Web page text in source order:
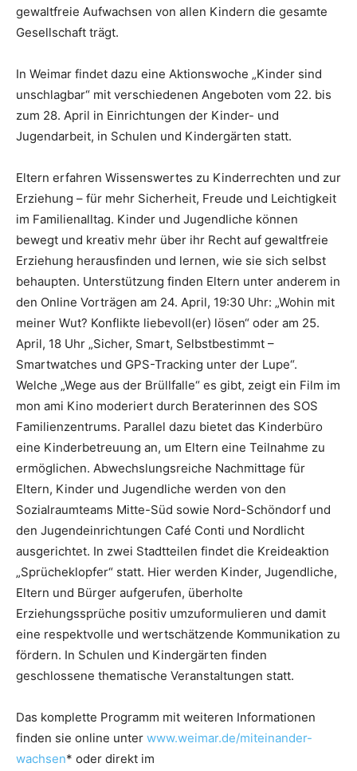
gewaltfreie Aufwachsen von allen Kindern die gesamte
Gesellschaft trägt.
In Weimar findet dazu eine Aktionswoche „Kinder sind
unschlagbar“ mit verschiedenen Angeboten vom 22. bis
zum 28. April in Einrichtungen der Kinder- und
Jugendarbeit, in Schulen und Kindergärten statt.
Eltern erfahren Wissenswertes zu Kinderrechten und zur
Erziehung – für mehr Sicherheit, Freude und Leichtigkeit
im Familienalltag. Kinder und Jugendliche können
bewegt und kreativ mehr über ihr Recht auf gewaltfreie
Erziehung herausfinden und lernen, wie sie sich selbst
behaupten. Unterstützung finden Eltern unter anderem in
den Online Vorträgen am 24. April, 19:30 Uhr: „Wohin mit
meiner Wut? Konflikte liebevoll(er) lösen“ oder am 25.
April, 18 Uhr „Sicher, Smart, Selbstbestimmt –
Smartwatches und GPS-Tracking unter der Lupe“.
Welche „Wege aus der Brüllfalle“ es gibt, zeigt ein Film im
mon ami Kino moderiert durch Beraterinnen des SOS
Familienzentrums. Parallel dazu bietet das Kinderbüro
eine Kinderbetreuung an, um Eltern eine Teilnahme zu
ermöglichen. Abwechslungsreiche Nachmittage für
Eltern, Kinder und Jugendliche werden von den
Sozialraumteams Mitte-Süd sowie Nord-Schöndorf und
den Jugendeinrichtungen Café Conti und Nordlicht
ausgerichtet. In zwei Stadtteilen findet die Kreideaktion
„Sprücheklopfer“ statt. Hier werden Kinder, Jugendliche,
Eltern und Bürger aufgerufen, überholte
Erziehungssprüche positiv umzuformulieren und damit
eine respektvolle und wertschätzende Kommunikation zu
fördern. In Schulen und Kindergärten finden
geschlossene thematische Veranstaltungen statt.
Das komplette Programm mit weiteren Informationen
finden sie online unter www.weimar.de/miteinander-
wachsen* oder direkt im